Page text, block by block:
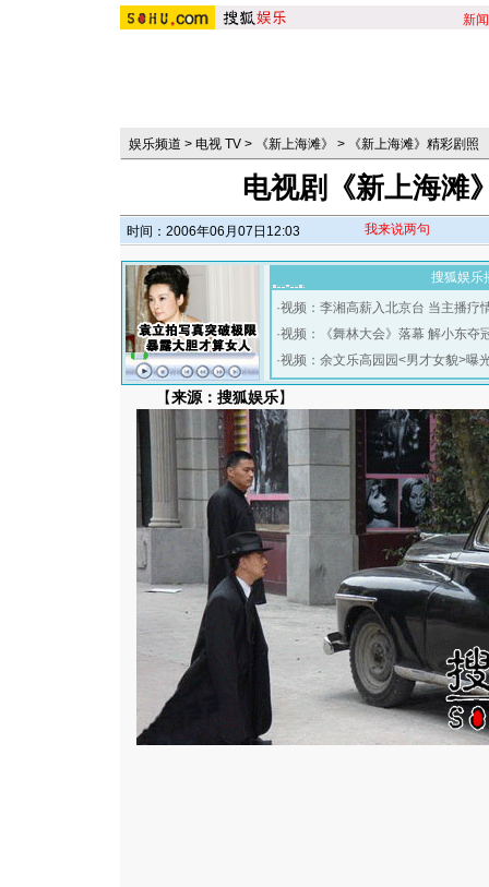
新闻
娱乐频道 > 电视 TV > 《新上海滩》 > 《新上海滩》精彩剧照
电视剧《新上海滩
时间：2006年06月07日12:03 我来说两句
搜狐娱乐
·视频：李湘高薪入北京台 当主播疗
·视频：《舞林大会》落幕 解小东夺
·视频：余文乐高园园<男才女貌>曝
【来源：搜狐娱乐】